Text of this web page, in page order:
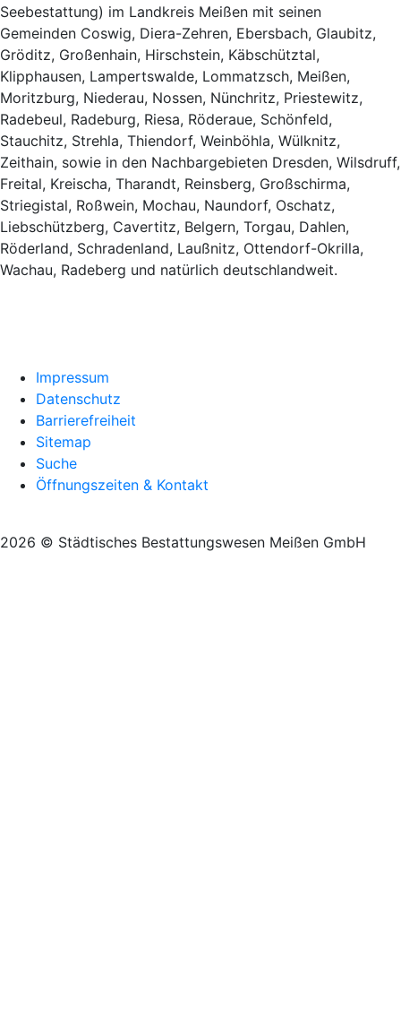
Seebestattung) im Landkreis Meißen mit seinen
Gemeinden Coswig, Diera-Zehren, Ebersbach, Glaubitz,
Gröditz, Großenhain, Hirschstein, Käbschütztal,
Klipphausen, Lampertswalde, Lommatzsch, Meißen,
Moritzburg, Niederau, Nossen, Nünchritz, Priestewitz,
Radebeul, Radeburg, Riesa, Röderaue, Schönfeld,
Stauchitz, Strehla, Thiendorf, Weinböhla, Wülknitz,
Zeithain, sowie in den Nachbargebieten Dresden, Wilsdruff,
Freital, Kreischa, Tharandt, Reinsberg, Großschirma,
Striegistal, Roßwein, Mochau, Naundorf, Oschatz,
Liebschützberg, Cavertitz, Belgern, Torgau, Dahlen,
Röderland, Schradenland, Laußnitz, Ottendorf-Okrilla,
Wachau, Radeberg und natürlich deutschlandweit.
Impressum
Datenschutz
Barrierefreiheit
Sitemap
Suche
Öffnungszeiten & Kontakt
2026 © Städtisches Bestattungswesen Meißen GmbH